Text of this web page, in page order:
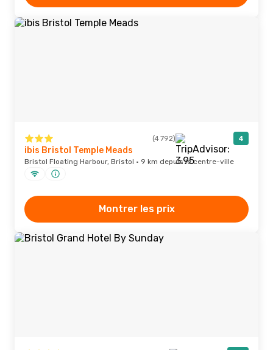
(4 792) 4
ibis Bristol Temple Meads
Bristol Floating Harbour, Bristol · 9 km depuis le centre-ville
Montrer les prix